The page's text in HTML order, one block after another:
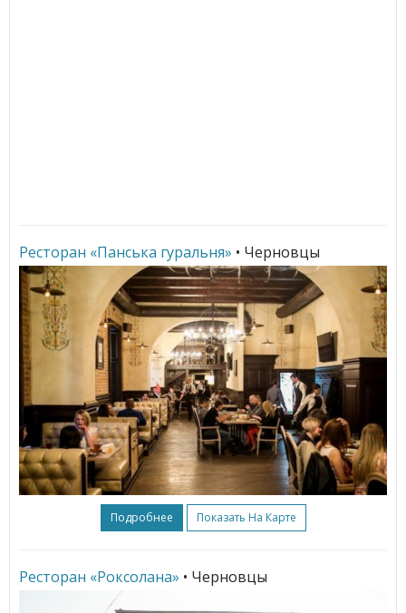
Ресторан «Панська гуральня» • Черновцы
Подробнее Показать На Карте
Ресторан «Роксолана» • Черновцы